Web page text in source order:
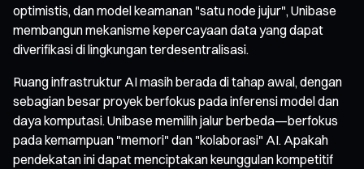
optimistis, dan model keamanan "satu node jujur", Unibase
membangun mekanisme kepercayaan data yang dapat
diverifikasi di lingkungan terdesentralisasi.
Ruang infrastruktur AI masih berada di tahap awal, dengan
sebagian besar proyek berfokus pada inferensi model dan
daya komputasi. Unibase memilih jalur berbeda—berfokus
pada kemampuan "memori" dan "kolaborasi" AI. Apakah
pendekatan ini dapat menciptakan keunggulan kompetitif